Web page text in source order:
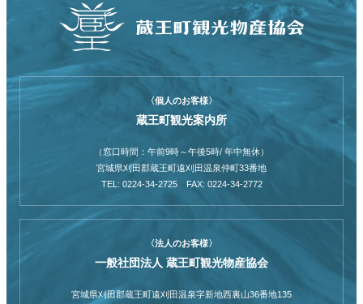
〈個人のお客様〉
蔵王町観光案内所
（窓口時間：午前9時～午後5時/ 年中無休）
宮城県刈田郡蔵王町遠刈田温泉仲町33番地
TEL: 0224-34-2725 FAX: 0224-34-2772
〈法人のお客様〉
一般社団法人 蔵王町観光物産協会
宮城県刈田郡蔵王町遠刈田温泉字新地西裏山36番地135